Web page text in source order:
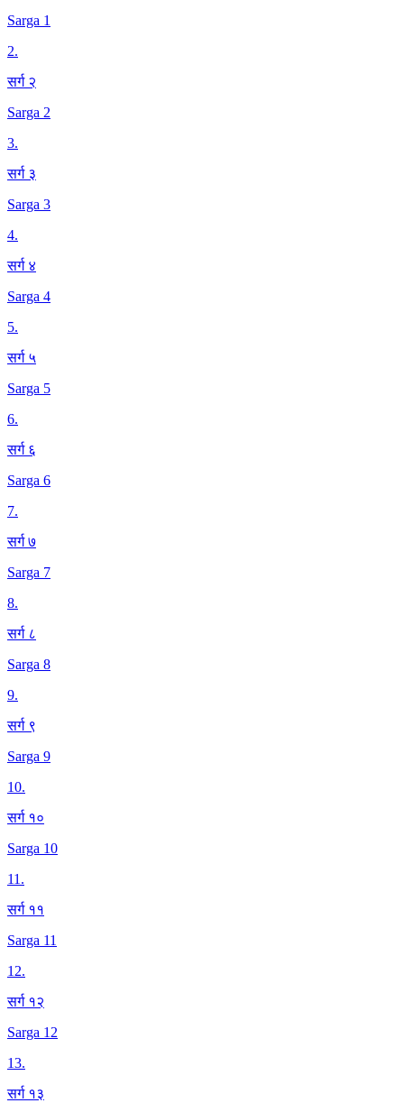
Sarga 1
2.
सर्ग २
Sarga 2
3.
सर्ग ३
Sarga 3
4.
सर्ग ४
Sarga 4
5.
सर्ग ५
Sarga 5
6.
सर्ग ६
Sarga 6
7.
सर्ग ७
Sarga 7
8.
सर्ग ८
Sarga 8
9.
सर्ग ९
Sarga 9
10.
सर्ग १०
Sarga 10
11.
सर्ग ११
Sarga 11
12.
सर्ग १२
Sarga 12
13.
सर्ग १३